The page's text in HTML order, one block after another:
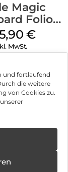
und fortlaufend
die weitere
von Cookies zu.
Magic
Folio
(10.Gen.)
€
MwSt.